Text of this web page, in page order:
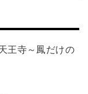
王寺～鳳だけの